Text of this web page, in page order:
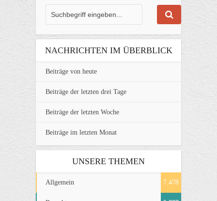
NACHRICHTEN IM ÜBERBLICK
Beiträge von heute
Beiträge der letzten drei Tage
Beiträge der letzten Woche
Beiträge im letzten Monat
UNSERE THEMEN
Allgemein 7.478